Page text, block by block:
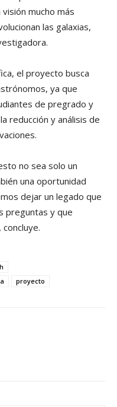
mucho más
las galaxias,
el proyecto busca
ya que
de pregrado y
reducción y análisis de
no sea solo un
una oportunidad
dejar un legado que
preguntas y que
proyecto